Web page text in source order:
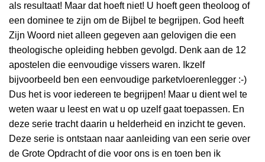
als resultaat! Maar dat hoeft niet! U hoeft geen theoloog of
een dominee te zijn om de Bijbel te begrijpen. God heeft
Zijn Woord niet alleen gegeven aan gelovigen die een
theologische opleiding hebben gevolgd. Denk aan de 12
apostelen die eenvoudige vissers waren. Ikzelf
bijvoorbeeld ben een eenvoudige parketvloerenlegger :-)
Dus het is voor iedereen te begrijpen! Maar u dient wel te
weten waar u leest en wat u op uzelf gaat toepassen. En
deze serie tracht daarin u helderheid en inzicht te geven.
Deze serie is ontstaan naar aanleiding van een serie over
de Grote Opdracht of die voor ons is en toen ben ik